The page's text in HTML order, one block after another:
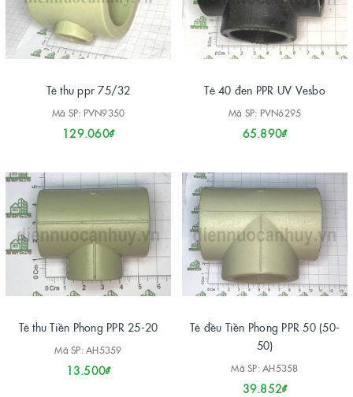
Tê thu ppr 75/32
Mã SP: PVN9350
129.060₫
Tê 40 đen PPR UV Vesbo
Mã SP: PVN6295
65.890₫
Tê thu Tiền Phong PPR 25-20
Mã SP: AH5359
13.500₫
Tê đều Tiền Phong PPR 50 (50-
50)
Mã SP: AH5358
39.852₫